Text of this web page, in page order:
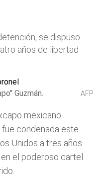
se dispuso
años de libertad
Guzmán. AFP
mexicano
fue condenada este
Unidos a tres años
el poderoso cartel